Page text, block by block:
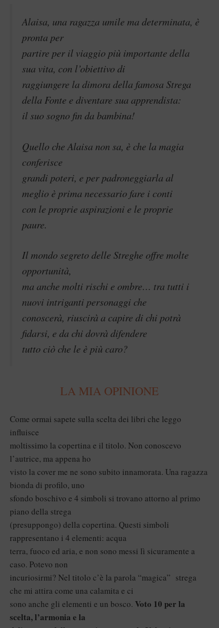
Alaisa, una ragazza umile ma determinata, è
pronta per
partire per il viaggio più importante della
sua vita, con l’obiettivo di
raggiungere la dimora della famosa Strega
della Fonte e diventare sua apprendista:
il suo sogno fin da bambina!
Quello che Alaisa non sa, è che la magia
conferisce
grandi poteri, e per padroneggiarla al
meglio è prima necessario fare i conti
con le proprie aspirazioni e le proprie
paure.
Il mondo segreto delle Streghe offre molte
opportunità,
ma anche molti rischi e ombre… tra tutti i
nuovi intriganti personaggi che
conoscerà, riuscirà a capire di chi potrà
fidarsi, e da chi dovrà difendere
tutto ciò che le è più caro?
LA MIA OPINIONE
Come ormai sapete sulla scelta dei libri che leggo
influisce
moltissimo la copertina e il titolo. Non conoscevo
l’autrice, ma appena ho
visto la cover me ne sono subito innamorata. Una ragazza
bionda di profilo, uno
sfondo boschivo e 4 simboli si trovano attorno al primo
piano della strega
(presuppongo) della copertina. Questi simboli
rappresentano i 4 elementi: acqua
terra, fuoco ed aria, e non sono messi lì sicuramente a
caso. Potevo non
incuriosirmi? Nel titolo c’è la parola “magica” strega
che mi attira come una calamita e ci
sono anche gli elementi e un bosco. Voto 10 per la
scelta, l’armonia e la